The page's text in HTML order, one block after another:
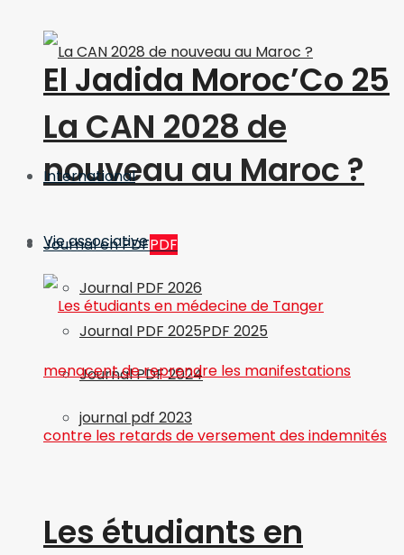
La CAN 2028 de
nouveau au Maroc ?
Journal en PDFPDF
Journal PDF 2026
Journal PDF 2025PDF 2025
Journal PDF 2024
journal pdf 2023
El Jadida Moroc’Co 25
International
Vie associative
Les étudiants en